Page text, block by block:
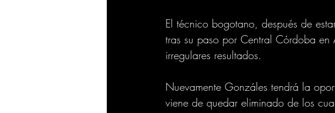
El técnico bogotano, después de
tras su paso por Central Córdoba
irregulares resultados.
Nuevamente Gonzáles tendrá la
viene de quedar eliminado de los